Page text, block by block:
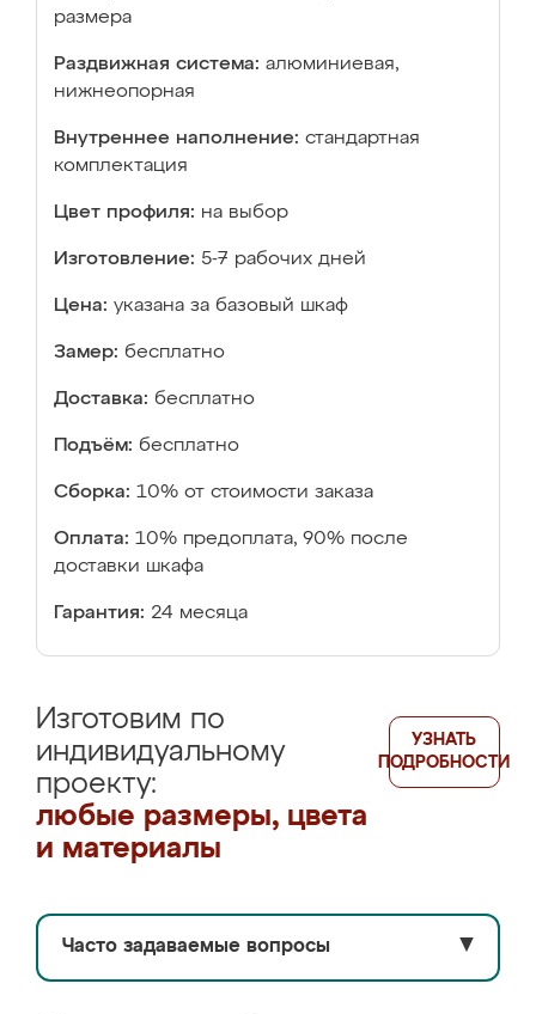
размера
Раздвижная система: алюминиевая,
нижнеопорная
Внутреннее наполнение: стандартная
комплектация
Цвет профиля: на выбор
Изготовление: 5-7 рабочих дней
Цена: указана за базовый шкаф
Замер: бесплатно
Доставка: бесплатно
Подъём: бесплатно
Сборка: 10% от стоимости заказа
Оплата: 10% предоплата, 90% после
доставки шкафа
Гарантия: 24 месяца
Изготовим по
индивидуальному
проекту:
любые размеры, цвета
и материалы
УЗНАТЬ
ПОДРОБНОСТИ
Часто задаваемые вопросы ▼